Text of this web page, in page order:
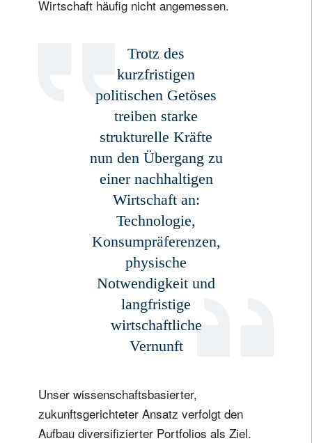
Wirtschaft häufig nicht angemessen.
Trotz des
kurzfristigen
politischen Getöses
treiben starke
strukturelle Kräfte
nun den Übergang zu
einer nachhaltigen
Wirtschaft an:
Technologie,
Konsumpräferenzen,
physische
Notwendigkeit und
langfristige
wirtschaftliche
Vernunft
Unser wissenschaftsbasierter,
zukunftsgerichteter Ansatz verfolgt den
Aufbau diversifizierter Portfolios als Ziel.